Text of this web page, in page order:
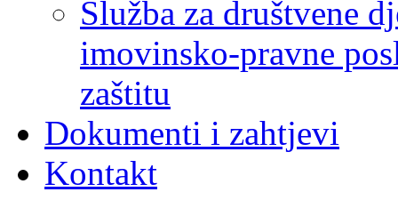
Služba za društvene
imovinsko-pravne
zaštitu
Dokumenti i zahtjevi
Kontakt